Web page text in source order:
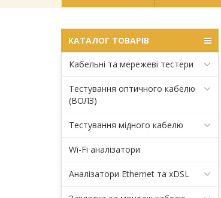
КАТАЛОГ ТОВАРІВ
Кабельні та мережеві тестери
Тестування оптичного кабелю
(ВОЛЗ)
Тестування мідного кабелю
Wi-Fi аналізатори
Аналізатори Ethernet та xDSL